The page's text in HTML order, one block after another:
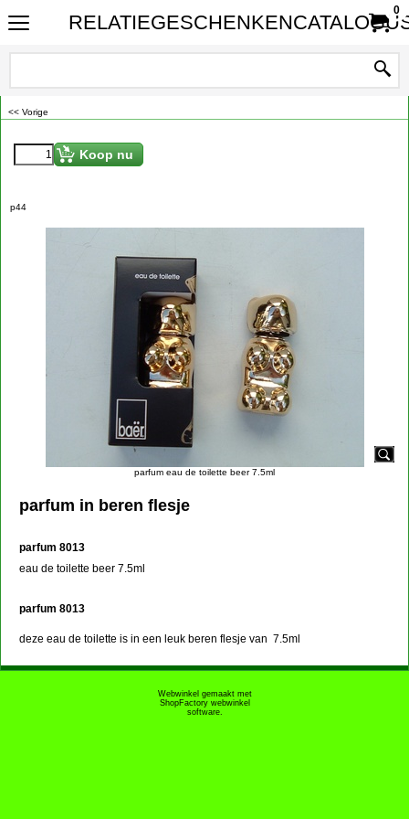
0
<< Vorige
Koop nu
p44
parfum eau de toilette beer 7.5ml
parfum in beren flesje
parfum 8013
eau de toilette beer 7.5ml
parfum 8013
deze eau de toilette is in een leuk beren flesje van 7.5ml
Webwinkel gemaakt met
ShopFactory webwinkel
software.